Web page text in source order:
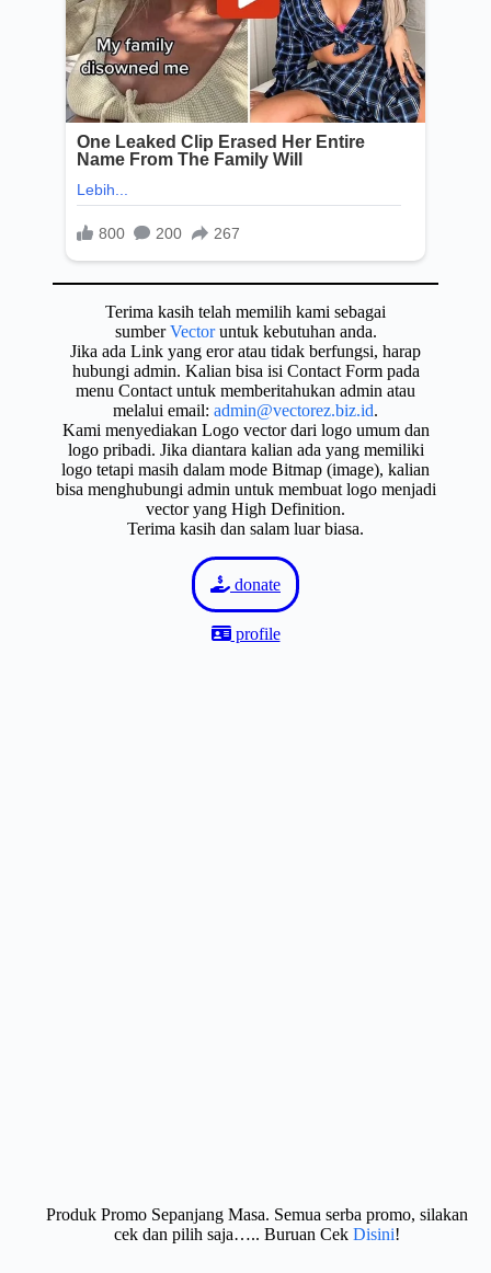
Terima kasih telah memilih kami sebagai
sumberVectoruntuk kebutuhan anda.
Jika ada Link yang eror atau tidak berfungsi, harap
hubungi admin. Kalian bisa isi Contact Form pada
menu Contact untuk memberitahukan admin atau
melalui email: admin@vectorez.biz.id.
Kami menyediakan Logo vector dari logo umum dan
logo pribadi. Jika diantara kalian ada yang memiliki
logo tetapi masih dalam mode Bitmap (image), kalian
bisa menghubungi admin untuk membuat logo menjadi
vector yang High Definition.
Terima kasih dan salam luar biasa.
donate
profile
Produk Promo Sepanjang Masa. Semua serba promo, silakan
cek dan pilih saja….. Buruan Cek Disini!